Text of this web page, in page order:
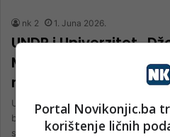
nk 2 1. Juna 2026.
UNDP i Univerzitet
Mostaru potpisali
razumijevanju
UNDP rezidentni predstavnik u
boravio je u posjeti Univerzitetu
se…
Portal Novikonjic.ba
korištenje ličnih